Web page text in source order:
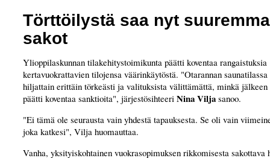
Törttöilystä saa nyt
sakot
Ylioppilaskunnan tilakehitystoimikunta päätti koventaa rangaistuksia
kertavuokrattavien tilojensa väärinkäytöstä. "Otarannan
hiljattain erittäin törkeästi ja valituksista välittämättä, minkä
päätti koventaa sanktioita", järjestösihteeri Nina Vilja sanoo.
"Ei tämä ole seurausta vain yhdestä tapauksesta. Se oli vain
joka katkesi", Vilja huomauttaa.
Vanha, yksityiskohtainen vuokrasopimuksen rikkomisesta sakottava